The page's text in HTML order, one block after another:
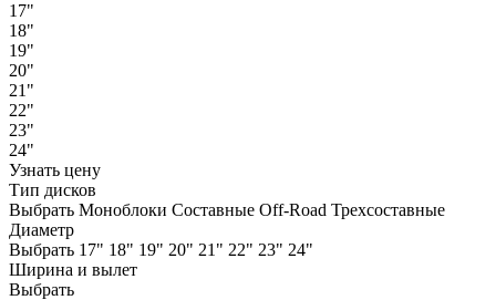
17"
18"
19"
20"
21"
22"
23"
24"
Узнать цену
Тип дисков
Выбрать Моноблоки Составные Off-Road Трехсоставные
Диаметр
Выбрать 17" 18" 19" 20" 21" 22" 23" 24"
Ширина и вылет
Выбрать